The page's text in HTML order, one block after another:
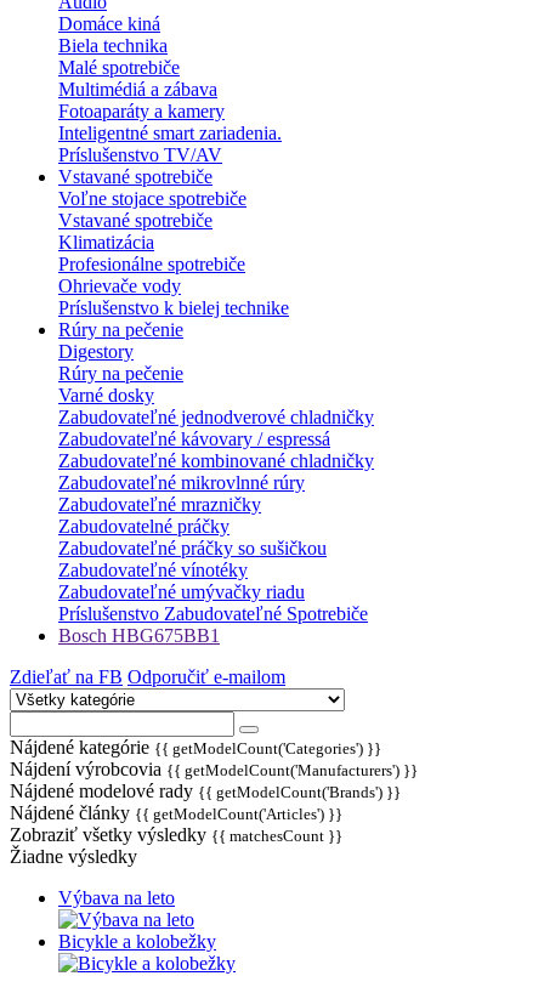
Domáce kiná
Biela technika
Malé spotrebiče
Multimédiá a zábava
Fotoaparáty a kamery
Inteligentné smart zariadenia.
Príslušenstvo TV/AV
Vstavané spotrebiče
Voľne stojace spotrebiče
Vstavané spotrebiče
Klimatizácia
Profesionálne spotrebiče
Ohrievače vody
Príslušenstvo k bielej technike
Rúry na pečenie
Digestory
Rúry na pečenie
Varné dosky
Zabudovateľné jednodverové chladničky
Zabudovateľné kávovary / espressá
Zabudovateľné kombinované chladničky
Zabudovateľné mikrovlnné rúry
Zabudovateľné mrazničky
Zabudovatelné práčky
Zabudovateľné práčky so sušičkou
Zabudovateľné vínotéky
Zabudovateľné umývačky riadu
Príslušenstvo Zabudovateľné Spotrebiče
Bosch HBG675BB1
Zdieľať na FB Odporučiť e-mailom
Nájdené kategórie {{ getModelCount('Categories') }}
Nájdení výrobcovia {{ getModelCount('Manufacturers') }}
Nájdené modelové rady {{ getModelCount('Brands') }}
Nájdené články {{ getModelCount('Articles') }}
Zobraziť všetky výsledky {{ matchesCount }}
Žiadne výsledky
Výbava na leto
Bicykle a kolobežky